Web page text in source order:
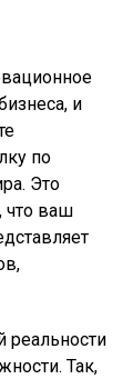
и
по
Это
что ваш
реальности
Так,